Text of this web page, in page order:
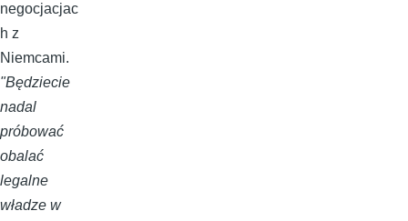
negocjacjac
h z
Niemcami.
"Będziecie
nadal
próbować
obalać
legalne
władze w